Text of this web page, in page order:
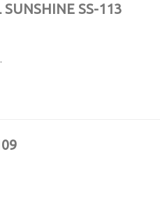
SS-113